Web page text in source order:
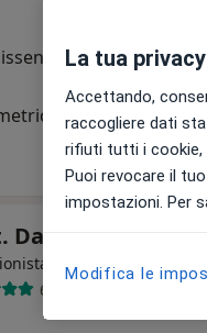
Viale Gian Giacomo Felissent, 86d, Treviso •
Davide Privitera
Altro
60 recensioni
La tua
Accettando,
raccogliere dati
rifiuti tutti i cookie,
Puoi revocare il
impostazioni. Per
Modifica le